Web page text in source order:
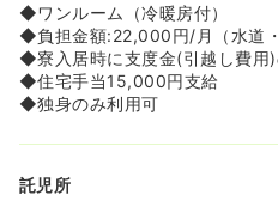
◆ワンルーム（冷暖房付）
◆負担金額:22,000円/月（水道・
◆寮入居時に支度金(引越し費用)
◆住宅手当15,000円支給
◆独身のみ利用可
託児所